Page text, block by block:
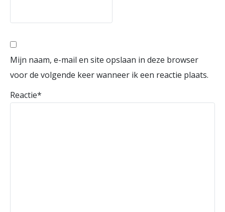
Mijn naam, e-mail en site opslaan in deze browser
voor de volgende keer wanneer ik een reactie plaats.
Reactie*